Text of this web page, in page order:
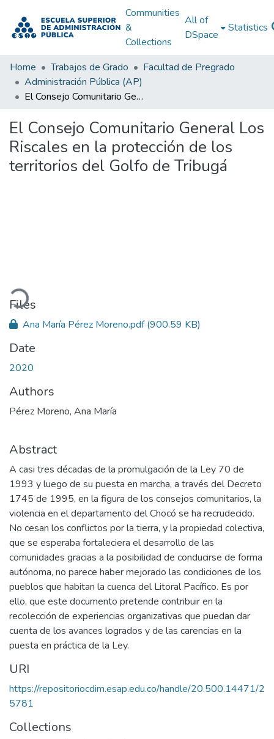
Communities
&
Collections
All of
DSpace
Statistics
Home Trabajos de Grado
Facultad de Pregrado
Administración Pública (AP)
El Consejo Comunitario General Los Riscales en la protección de los territorios del Golfo de Tribugá
El Consejo Comunitario General Los
Riscales en la protección de los
territorios del Golfo de Tribugá
Files
Ana María Pérez Moreno.pdf(900.59 KB)
Date
2020
Authors
Pérez Moreno, Ana María
Abstract
A casi tres décadas de la promulgación de la Ley 70 de
1993 y luego de su puesta en marcha, a través del Decreto
1745 de 1995, en la figura de los consejos comunitarios, la
violencia en el departamento del Chocó se ha recrudecido.
No cesan los conflictos por la tierra, y la propiedad colectiva,
que se esperaba fortaleciera el desarrollo de las
comunidades gracias a la posibilidad de conducirse de forma
autónoma, no parece haber mejorado las condiciones de los
pueblos que habitan la cuenca del Litoral Pacífico. Es por
ello, que este documento pretende contribuir en la
recolección de experiencias organizativas que puedan dar
cuenta de los avances logrados y de las carencias en la
puesta en práctica de la Ley.
URI
https://repositoriocdim.esap.edu.co/handle/20.500.14471/2
5781
Collections